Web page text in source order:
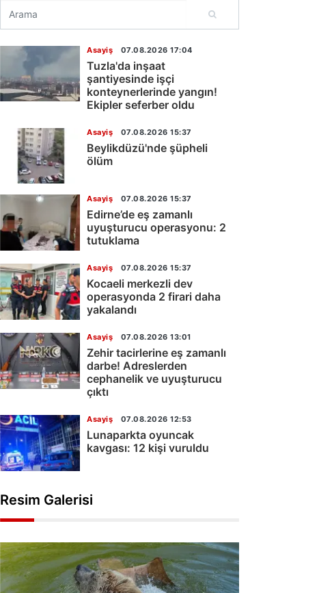
Asayiş 07.08.2026 17:04
Tuzla'da inşaat
şantiyesinde işçi
konteynerlerinde yangın!
Ekipler seferber oldu
Asayiş 07.08.2026 15:37
Beylikdüzü'nde şüpheli
ölüm
Asayiş 07.08.2026 15:37
Edirne’de eş zamanlı
uyuşturucu operasyonu: 2
tutuklama
Asayiş 07.08.2026 15:37
Kocaeli merkezli dev
operasyonda 2 firari daha
yakalandı
Asayiş 07.08.2026 13:01
Zehir tacirlerine eş zamanlı
darbe! Adreslerden
cephanelik ve uyuşturucu
çıktı
Asayiş 07.08.2026 12:53
Lunaparkta oyuncak
kavgası: 12 kişi vuruldu
Resim Galerisi